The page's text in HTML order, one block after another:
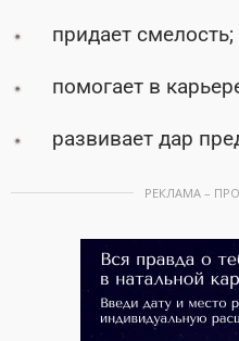
придает смелость;
помогает в
развивает дар
РЕКЛАМА –